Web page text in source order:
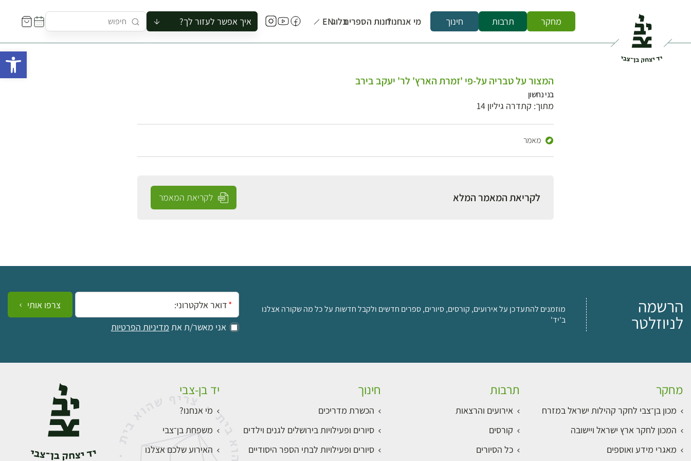
מחקר תרבות חינוך מי אנחנו?חנות הספריםבלוגEN איך אפשר לעזור לך?
להזמין סיור לקבוצה
המצור על טבריה על-פי 'זמרת הארץ' לר' יעקב בירב
בני נחשון
מתוך: קתדרה גיליון 14
מאמר
לקריאת המאמר המלא לקריאת המאמר
הרשמה
לניוזלטר
מוזמנים להתעדכן על אירועים, קורסים, סיורים, ספרים חדשים ולקבל חדשות על כל מה שקורה אצלנו
ב'יד'
אימייל:
אני מאשר/ת את מדיניות הפרטיות
צרפו אותי
מחקר
מכון בן־צבי לחקר קהילות ישראל במזרח
המכון לחקר ארץ ישראל ויישובה
מאגרי מידע ואוספים
תרבות
אירועים והרצאות
קורסים
כל הסיורים
חינוך
הכשרת מדריכים
סיורים ופעילויות בירושלים לגנים וילדים
סיורים ופעילויות לבתי הספר היסודיים
יד בן-צבי
מי אנחנו?
משפחת בן־צבי
האירוע שלכם אצלנו